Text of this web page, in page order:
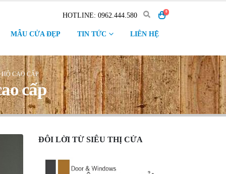
HOTLINE: 0962.444.580 0
MẪU CỬA ĐẸP TIN TỨC LIÊN HỆ
CAO CẤP
cấp
ĐÔI LỜI TỪ SIÊU THỊ CỬA